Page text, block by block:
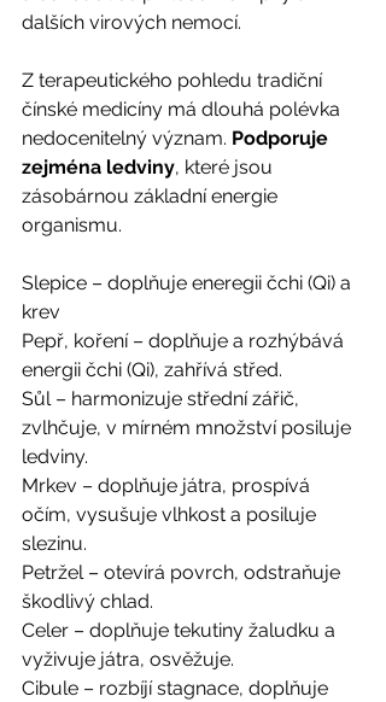
dalších virových nemocí.
Z terapeutického pohledu tradiční
čínské medicíny má dlouhá polévka
nedocenitelný význam. Podporuje
zejména ledviny, které jsou
zásobárnou základní energie
organismu.
Slepice – doplňuje eneregii čchi (Qi) a
krev
Pepř, koření – doplňuje a rozhýbává
energii čchi (Qi), zahřívá střed.
Sůl – harmonizuje střední zářič,
zvlhčuje, v mírném množství posiluje
ledviny.
Mrkev – doplňuje játra, prospívá
očím, vysušuje vlhkost a posiluje
slezinu.
Petržel – otevírá povrch, odstraňuje
škodlivý chlad.
Celer – doplňuje tekutiny žaludku a
vyživuje játra, osvěžuje.
Cibule – rozbíjí stagnace, doplňuje